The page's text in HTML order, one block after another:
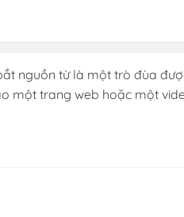
nguồn từ là một trò đùa
một trang web hoặc một